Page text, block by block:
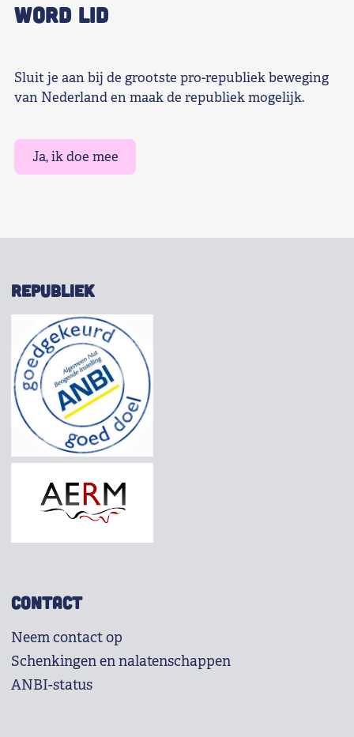
WORD LID
Sluit je aan bij de grootste pro-republiek beweging
van Nederland en maak de republiek mogelijk.
Ja, ik doe mee
REPUBLIEK
CONTACT
Neem contact op
Schenkingen en nalatenschappen
ANBI-status